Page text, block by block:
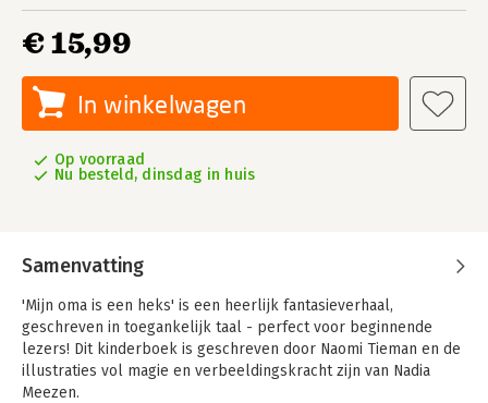
€ 15,99
In winkelwagen
Op voorraad
Nu besteld, dinsdag in huis
Samenvatting
'Mijn oma is een heks' is een heerlijk fantasieverhaal,
geschreven in toegankelijk taal - perfect voor beginnende
lezers! Dit kinderboek is geschreven door Naomi Tieman en de
illustraties vol magie en verbeeldingskracht zijn van Nadia
Meezen.